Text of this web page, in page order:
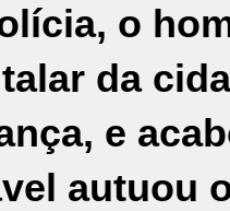
o
da
e
autuou